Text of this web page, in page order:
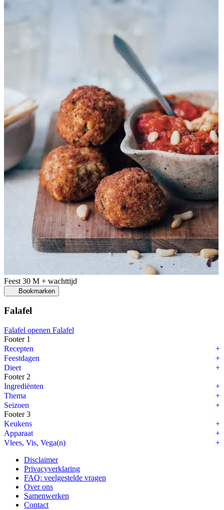
Feest 30 M + wachttijd
Bookmarken
Falafel
Falafel openen Falafel
Footer 1
Recepten
Feestdagen
Dieet
Footer 2
Ingrediënten
Thema
Seizoen
Footer 3
Keukens
Apparaat
Vlees, Vis, Vega(n)
Disclaimer
Privacyverklaring
FAQ: veelgestelde vragen
Over ons
Samenwerken
Contact